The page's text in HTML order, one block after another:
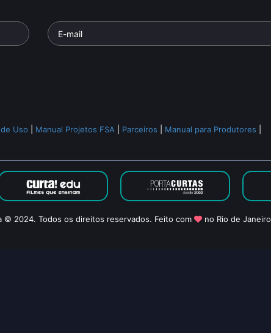
Uso Manual Projetos FSA Parceiros Manual para Produtores
© 2024. Todos os direitos reservados. Feito com no Rio de Janeiro